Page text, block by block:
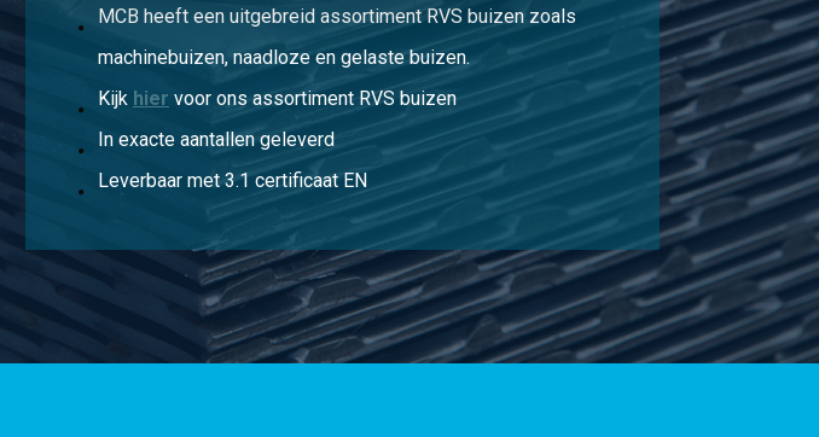
MCB heeft een uitgebreid assortiment RVS buizen zoals
machinebuizen, naadloze en gelaste buizen.
Kijk hier voor ons assortiment RVS buizen
In exacte aantallen geleverd
Leverbaar met 3.1 certificaat EN